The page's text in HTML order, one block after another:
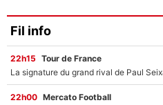
Fil info
22h15 Tour de France
22h00 Mercato Football